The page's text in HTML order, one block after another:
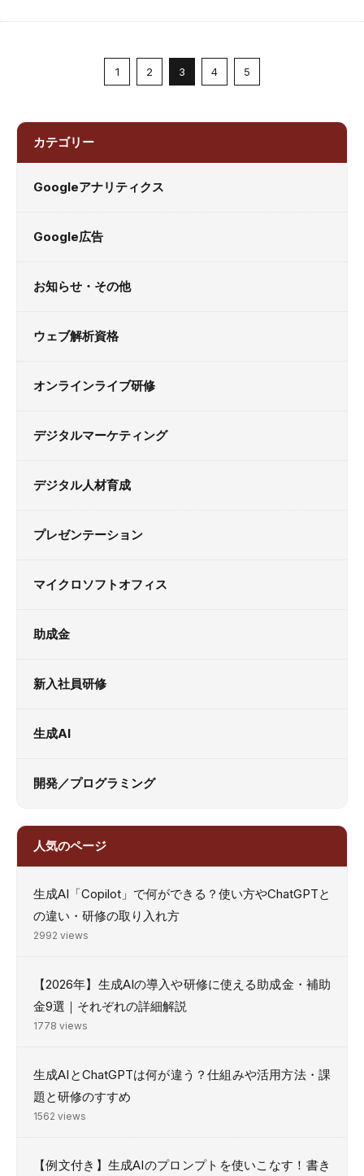
1 2 3 4 5
カテゴリー
Googleアナリティクス
Google広告
お知らせ・その他
ウェブ解析資格
オンラインライブ研修
デジタルマーケティング
デジタル人材育成
プレゼンテーション
マイクロソフトオフィス
助成金
新入社員研修
生成AI
開発／プログラミング
人気のページ
生成AI「Copilot」で何ができる？使い方やChatGPTと
の違い・研修の取り入れ方
2992 views
【2026年】生成AIの導入や研修に使える助成金・補助
金9選｜それぞれの詳細解説
1778 views
生成AIとChatGPTは何が違う？仕組みや活用方法・課
題と研修のすすめ
1562 views
【例文付き】生成AIのプロンプトを使いこなす！書き